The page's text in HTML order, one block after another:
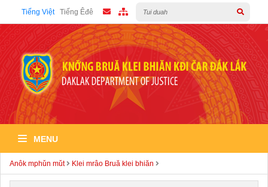
Tiếng Việt Tiếng Êđê
MENU
Anôk mphǔn mǔt Klei mrâo Bruă klei bhiăn